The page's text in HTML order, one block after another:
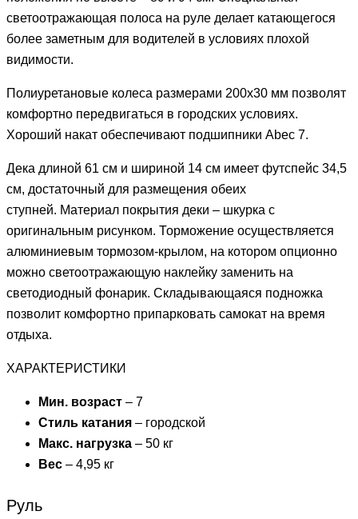
светоотражающая полоса на руле делает катающегося
более заметным для водителей в условиях плохой
видимости.
Полиуретановые колеса размерами 200х30 мм позволят
комфортно передвигаться в городских условиях.
Хороший накат обеспечивают подшипники Abec 7.
Дека длиной 61 см и шириной 14 см имеет футспейс 34,5
см, достаточный для размещения обеих
ступней. Материал покрытия деки – шкурка с
оригинальным рисунком. Торможение осуществляется
алюминиевым тормозом-крылом, на котором опционно
можно светоотражающую наклейку заменить на
светодиодный фонарик. Складывающаяся подножка
позволит комфортно припарковать самокат на время
отдыха.
ХАРАКТЕРИСТИКИ
Мин. возраст – 7
Стиль катания – городской
Макс. нагрузка – 50 кг
Вес – 4,95 кг
Руль